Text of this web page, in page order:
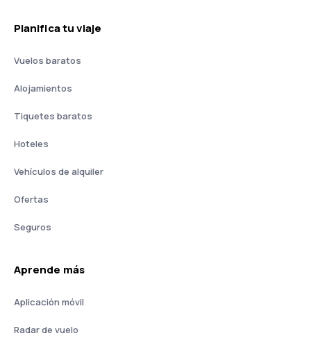
Planifica tu viaje
Vuelos baratos
Alojamientos
Tiquetes baratos
Hoteles
Vehículos de alquiler
Ofertas
Seguros
Aprende más
Aplicación móvil
Radar de vuelo